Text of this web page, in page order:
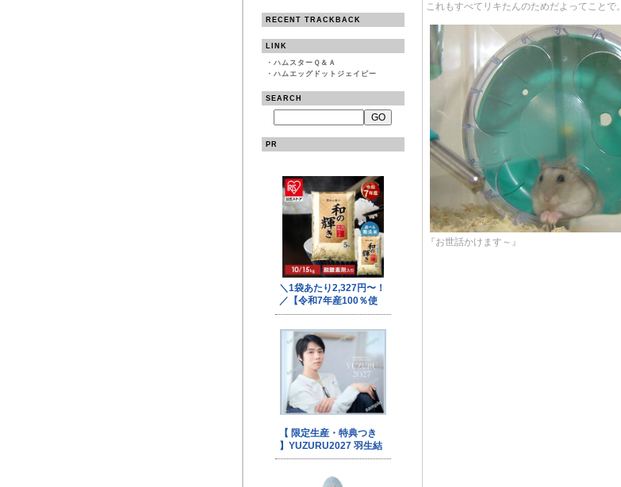
RECENT TRACKBACK
LINK
・ ハムスターＱ＆Ａ
・ ハムエッグドットジェイピー
SEARCH
PR
これもすべてリキたんのためだよってことで。
『お世話かけます～』